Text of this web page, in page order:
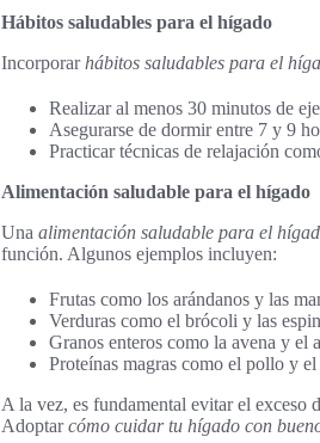
Hábitos saludables para el hígado
Incorporarhábitos saludables para el
Realizar al menos 30 minutos de
Asegurarse de dormir entre 7 y 9
Practicar técnicas de relajación
Alimentación saludable para el hígado
Una alimentación saludable para el
función. Algunos ejemplos incluyen:
Frutas como los arándanos y las
Verduras como el brócoli y las
Granos enteros como la avena y el
Proteínas magras como el pollo y el
A la vez, es fundamental evitar el exceso
Adoptarcómo cuidar tu hígado con